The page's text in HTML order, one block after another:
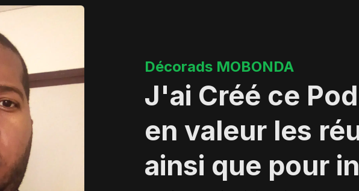
Décorads MOBONDA
J'ai Créé ce
en valeur les
ainsi que pour